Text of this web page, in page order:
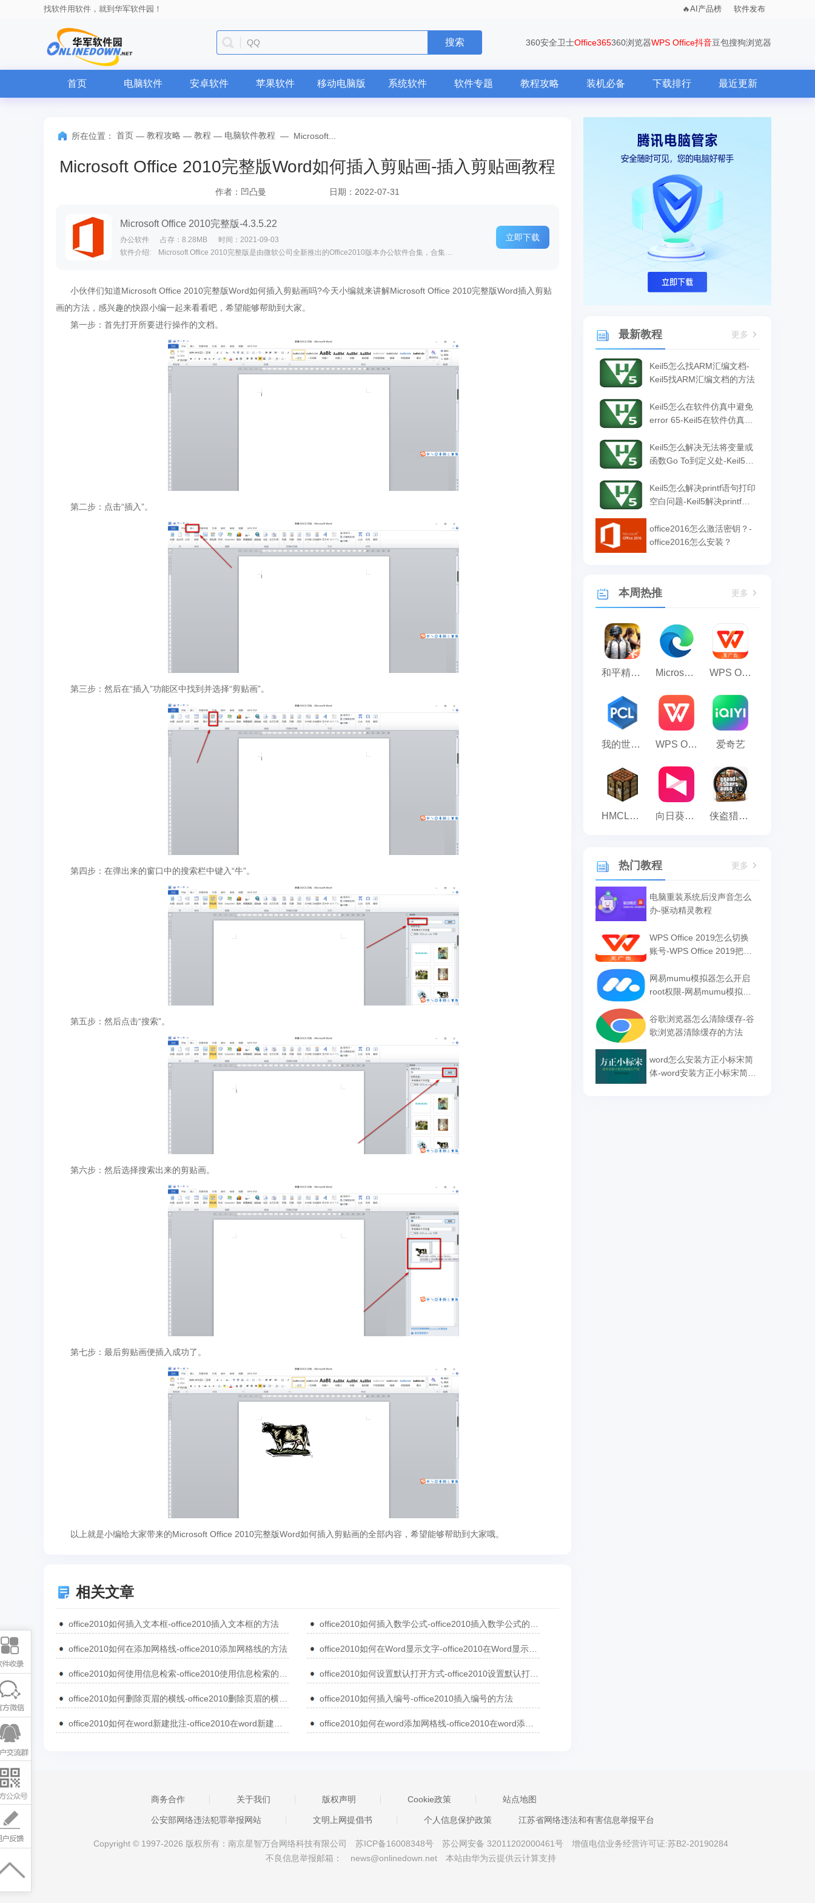
找软件用软件，就到华军软件园！ AI产品榜 软件发布
QQ 搜索 360安全卫士Office365360浏览器WPS Office抖音豆包搜狗浏览器
首页 电脑软件 安卓软件 苹果软件 移动电脑版 系统软件 软件专题 教程攻略 装机必备 下载排行 最近更新
所在位置： 首页 — 教程攻略 — 教程 — 电脑软件教程 — Microsoft...
Microsoft Office 2010完整版Word如何插入剪贴画-插入剪贴画教程
作者：凹凸曼 日期：2022-07-31
Microsoft Office 2010完整版-4.3.5.22
办公软件 占存：8.28MB
时间：2021-09-03
软件介绍: Microsoft Office 2010完整版是由微软公司全新推出的Office2010版本办公软件合集，合集内包含Wo...
立即下载
小伙伴们知道Microsoft Office 2010完整版Word如何插入剪贴画吗?今天小编就来讲解Microsoft Office 2010完整版Word插入剪贴
画的方法，感兴趣的快跟小编一起来看看吧，希望能够帮助到大家。
第一步：首先打开所要进行操作的文档。
第二步：点击“插入”。
第三步：然后在“插入”功能区中找到并选择“剪贴画”。
第四步：在弹出来的窗口中的搜索栏中键入“牛”。
第五步：然后点击“搜索”。
第六步：然后选择搜索出来的剪贴画。
第七步：最后剪贴画便插入成功了。
以上就是小编给大家带来的Microsoft Office 2010完整版Word如何插入剪贴画的全部内容，希望能够帮助到大家哦。
相关文章
office2010如何插入文本框-office2010插入文本框的方法
office2010如何在添加网格线-office2010添加网格线的方法
office2010如何插入编号-office2010插入编号的方法
最新教程 更多
Keil5怎么找ARM汇编文档-
Keil5找ARM汇编文档的方法
Keil5怎么在软件仿真中避免
error 65-Keil5在软件仿真中
Keil5怎么解决无法将变量或
函数Go To到定义处-Keil5解
到定义处的方法
Keil5怎么解决printf语句打印
空白问题-Keil5解决printf语
office2016怎么激活密钥？-
office2016怎么安装？
本周热推 更多
和平精英模拟器应用宝版 Microsoft Edge浏览器 WPS Office
我的世界PCL2启动器 WPS Office 2023 爱奇艺
HMCL启动器 向日葵远程控制 侠盗猎车手:罪恶都市之侠盗无双
热门教程 更多
电脑重装系统后没声音怎么
办-驱动精灵教程
WPS Office 2019怎么切换
账号-WPS Office 2019把切
网易mumu模拟器怎么开启
root权限-网易mumu模拟器
谷歌浏览器怎么清除缓存-谷
歌浏览器清除缓存的方法
word怎么安装方正小标宋简
体-word安装方正小标宋简体
商务合作 关于我们 版权声明 Cookie政策 站点地图
公安部网络违法犯罪举报网站 文明上网提倡书 个人信息保护政策 江苏省网络违法和有害信息举报平台
Copyright © 1997-2026 版权所有：南京星智万合网络科技有限公司 苏ICP备16008348号 苏公网安备 32011202000461号
增值电信业务经营许可证:苏B2-20190284
不良信息举报邮箱：
news@onlinedown.net 本站由华为云提供云计算支持